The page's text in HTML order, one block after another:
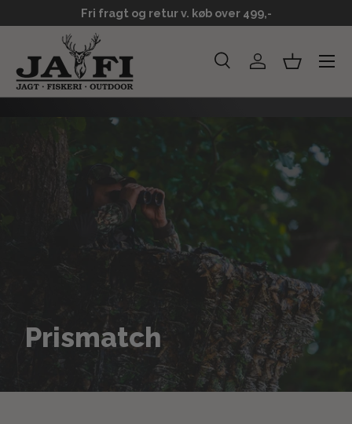
GÅ TIL INDHOLD
Fri fragt og retur v. køb over 499,-
Søg Log indKurv
Menu
Prismatch